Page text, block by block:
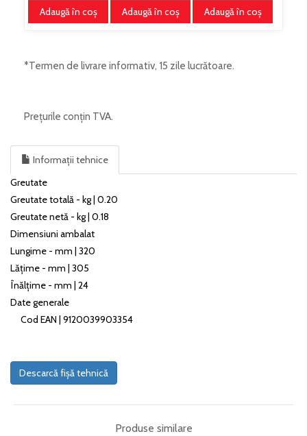
Adaugă în coş
BSB500B10
Adaugă în coş
BSB700B30
Adaugă în coş
*Termen de livrare informativ, 15 zile lucrătoare.
Prețurile conțin TVA.
Informații tehnice
Greutate
Greutate totală - kg | 0.20
Greutate netă - kg | 0.18
Dimensiuni ambalat
Lungime - mm | 320
Lățime - mm | 305
Înălțime - mm | 24
Date generale
Cod EAN | 9120039903354
Descarcă fișă tehnică
Produse similare